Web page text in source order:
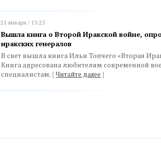
21 января / 13:25
Вышла книга о Второй Иракской войне,
иракских генералов
В свет вышла книга Ильи Топчего «Вторая
Книга адресована любителям современной
специалистам. { Читайте далее }